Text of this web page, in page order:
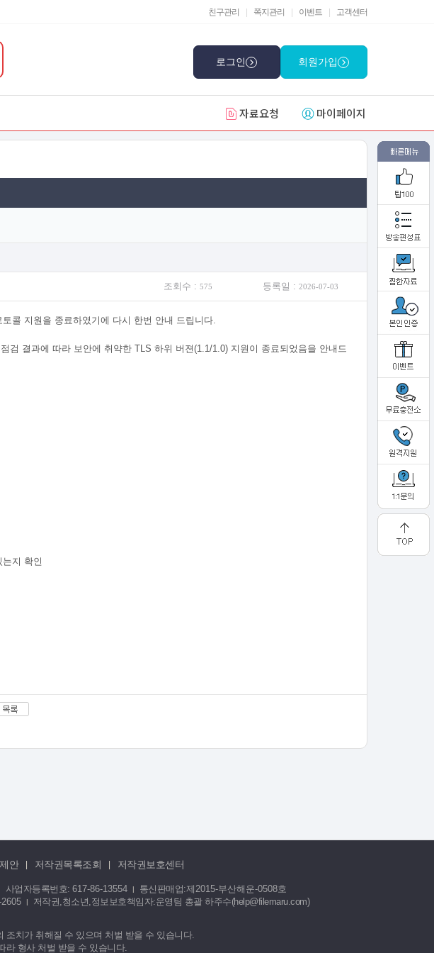
고객센터
이벤트
쪽지관리
친구관리
로그인 회원가입
자료요청 마이페이지
조회수 : 575 등록일 : 2026-07-03
콜 지원을 종료하였기에 다시 한번 안내 드립니다.
검 결과에 따라 보안에 취약한 TLS 하위 버젼(1.1/1.0) 지원이 종료되었음을 안내드
지 확인
안 저작권목록조회 저작권보호센터
사업자등록번호: 617-86-13554 | 통신판매업:제2015-부산해운-0508호
|
저작권,청소년,정보보호책임자:운영팀 총괄 하주수(help@filemaru.com)
조치가 취해질 수 있으며 처벌 받을 수 있습니다.
라 형사 처벌 받을 수 있습니다.